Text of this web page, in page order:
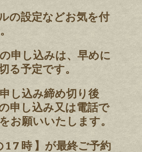
の設定などお気を付
申し込みは、早めに
る予定です。
し込み締め切り後
申し込み又は電話で
お願いいたします。
1 7 時 】が最終ご予約